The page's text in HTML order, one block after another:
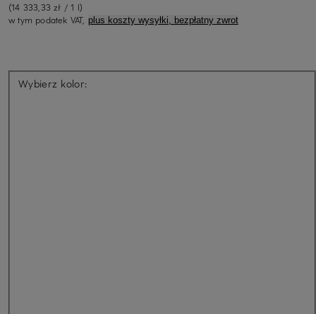
(14 333,33 zł / 1 l)
w tym podatek VAT, plus koszty wysyłki, bezpłatny zwrot
Wybierz kolor: